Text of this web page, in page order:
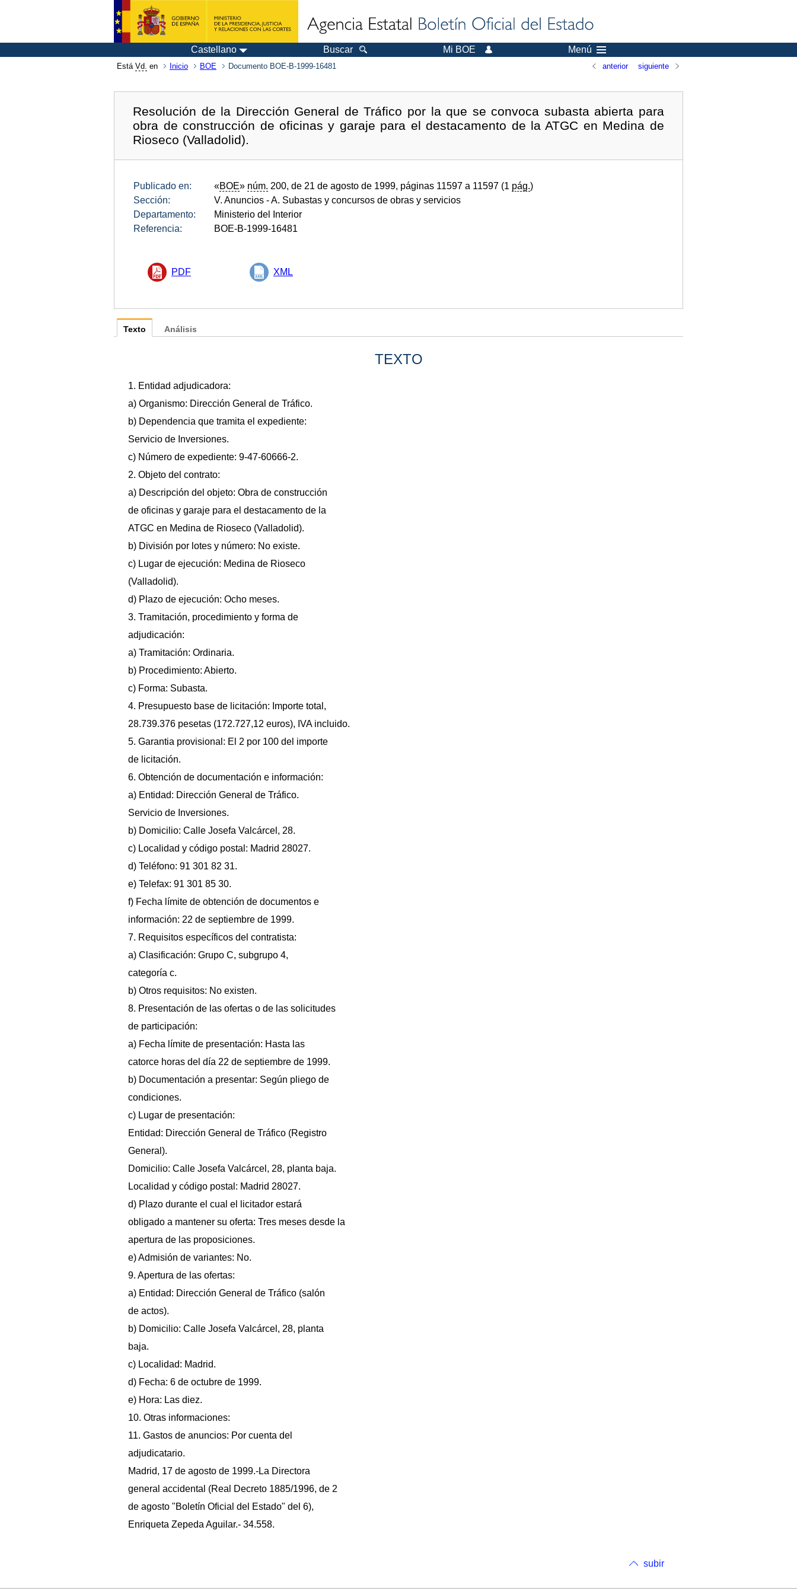
Castellano Buscar Mi BOE Menú
Está Vd. en Inicio BOE Documento BOE-B-1999-16481 anterior siguiente
Resolución de la Dirección General de Tráfico por la que se convoca subasta abierta para
obra de construcción de oficinas y garaje para el destacamento de la ATGC en Medina de
Rioseco (Valladolid).
Publicado en: «BOE» núm. 200, de 21 de agosto de 1999, páginas 11597 a 11597 (1 pág.)
Sección:
V. Anuncios - A. Subastas y concursos de obras y servicios
Departamento:
Ministerio del Interior
Referencia:
BOE-B-1999-16481
PDF XML
Texto
TEXTO
1. Entidad adjudicadora:
a) Organismo: Dirección General de Tráfico.
b) Dependencia que tramita el expediente:
Servicio de Inversiones.
c) Número de expediente: 9-47-60666-2.
2. Objeto del contrato:
a) Descripción del objeto: Obra de construcción
de oficinas y garaje para el destacamento de la
ATGC en Medina de Rioseco (Valladolid).
b) División por lotes y número: No existe.
c) Lugar de ejecución: Medina de Rioseco
(Valladolid).
d) Plazo de ejecución: Ocho meses.
3. Tramitación, procedimiento y forma de
adjudicación:
a) Tramitación: Ordinaria.
b) Procedimiento: Abierto.
c) Forma: Subasta.
4. Presupuesto base de licitación: Importe total,
28.739.376 pesetas (172.727,12 euros), IVA incluido.
5. Garantia provisional: El 2 por 100 del importe
de licitación.
6. Obtención de documentación e información:
a) Entidad: Dirección General de Tráfico.
Servicio de Inversiones.
b) Domicilio: Calle Josefa Valcárcel, 28.
c) Localidad y código postal: Madrid 28027.
d) Teléfono: 91 301 82 31.
e) Telefax: 91 301 85 30.
f) Fecha límite de obtención de documentos e
información: 22 de septiembre de 1999.
7. Requisitos específicos del contratista:
a) Clasificación: Grupo C, subgrupo 4,
categoría c.
b) Otros requisitos: No existen.
8. Presentación de las ofertas o de las solicitudes
de participación:
a) Fecha límite de presentación: Hasta las
catorce horas del día 22 de septiembre de 1999.
b) Documentación a presentar: Según pliego de
condiciones.
c) Lugar de presentación:
Entidad: Dirección General de Tráfico (Registro
General).
Domicilio: Calle Josefa Valcárcel, 28, planta baja.
Localidad y código postal: Madrid 28027.
d) Plazo durante el cual el licitador estará
obligado a mantener su oferta: Tres meses desde la
apertura de las proposiciones.
e) Admisión de variantes: No.
9. Apertura de las ofertas:
a) Entidad: Dirección General de Tráfico (salón
de actos).
b) Domicilio: Calle Josefa Valcárcel, 28, planta
baja.
c) Localidad: Madrid.
d) Fecha: 6 de octubre de 1999.
e) Hora: Las diez.
10. Otras informaciones:
11. Gastos de anuncios: Por cuenta del
adjudicatario.
Madrid, 17 de agosto de 1999.-La Directora
general accidental (Real Decreto 1885/1996, de 2
de agosto "Boletín Oficial del Estado" del 6),
Enriqueta Zepeda Aguilar.- 34.558.
Análisis
subir